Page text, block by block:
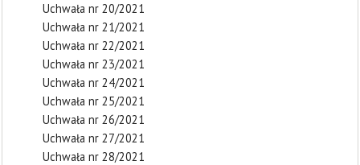
Uchwała nr 20/2021
Uchwała nr 21/2021
Uchwała nr 22/2021
Uchwała nr 23/2021
Uchwała nr 24/2021
Uchwała nr 25/2021
Uchwała nr 26/2021
Uchwała nr 27/2021
Uchwała nr 28/2021